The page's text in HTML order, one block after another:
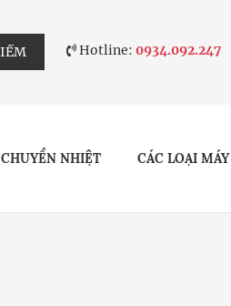
Hotline:0934.092.247
NHIỆT CÁC LOẠI MÁY